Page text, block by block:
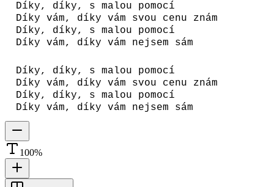
Díky, díky, s malou pomocí
Díky vám, díky vám svou cenu znám
Díky, díky, s malou pomocí
Díky vám, díky vám nejsem sám
Díky, díky, s malou pomocí
Díky vám, díky vám svou cenu znám
Díky, díky, s malou pomocí
Díky vám, díky vám nejsem sám
100%